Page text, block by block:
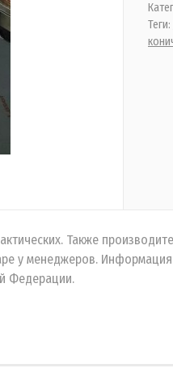
Теги:
Также
у менеджеров.
Федерации.